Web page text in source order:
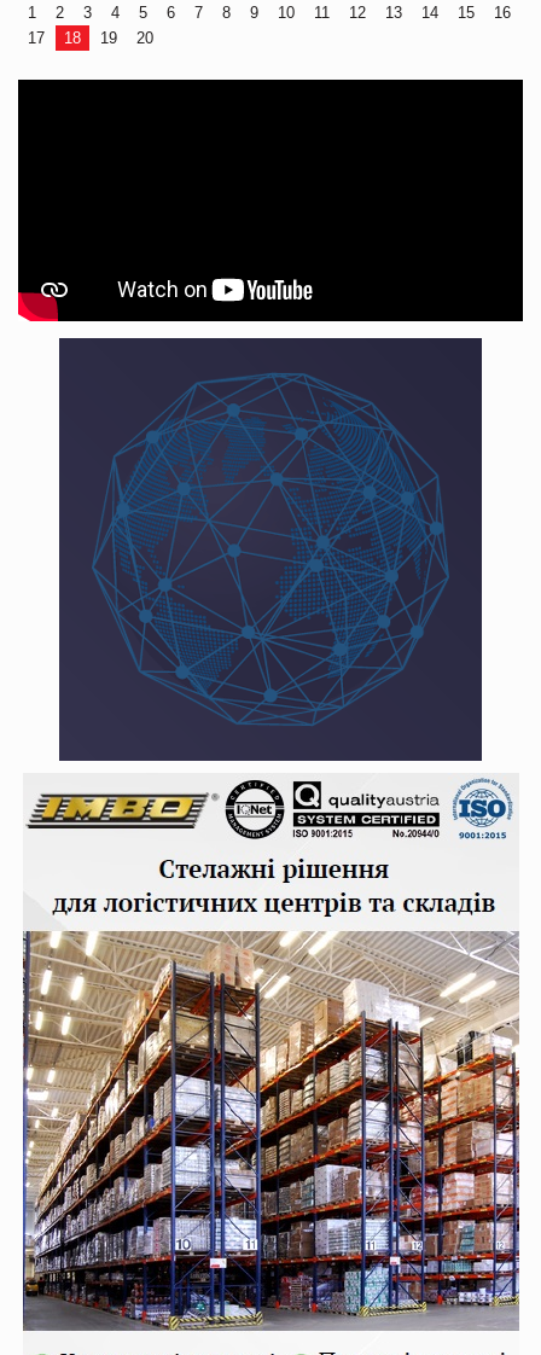
1 2 3 4 5 6 7 8 9 10 11 12 13 14 15
16
17
18 19 20